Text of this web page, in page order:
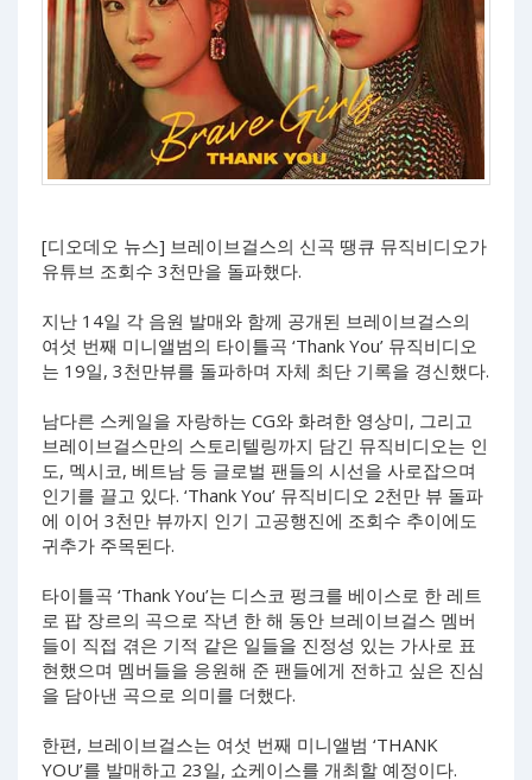
[디오데오 뉴스] 브레이브걸스의 신곡 땡큐 뮤직비디오가
유튜브 조회수 3천만을 돌파했다.
지난 14일 각 음원 발매와 함께 공개된 브레이브걸스의
여섯 번째 미니앨범의 타이틀곡 ‘Thank You’ 뮤직비디오
는 19일, 3천만뷰를 돌파하며 자체 최단 기록을 경신했다.
남다른 스케일을 자랑하는 CG와 화려한 영상미, 그리고
브레이브걸스만의 스토리텔링까지 담긴 뮤직비디오는 인
도, 멕시코, 베트남 등 글로벌 팬들의 시선을 사로잡으며
인기를 끌고 있다. ‘Thank You’ 뮤직비디오 2천만 뷰 돌파
에 이어 3천만 뷰까지 인기 고공행진에 조회수 추이에도
귀추가 주목된다.
타이틀곡 ‘Thank You’는 디스코 펑크를 베이스로 한 레트
로 팝 장르의 곡으로 작년 한 해 동안 브레이브걸스 멤버
들이 직접 겪은 기적 같은 일들을 진정성 있는 가사로 표
현했으며 멤버들을 응원해 준 팬들에게 전하고 싶은 진심
을 담아낸 곡으로 의미를 더했다.
한편, 브레이브걸스는 여섯 번째 미니앨범 ‘THANK
YOU’를 발매하고 23일, 쇼케이스를 개최할 예정이다.